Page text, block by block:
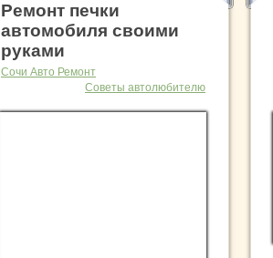
Ремонт печки
автомобиля своими
руками
Сочи Авто Ремонт
Советы автолюбителю